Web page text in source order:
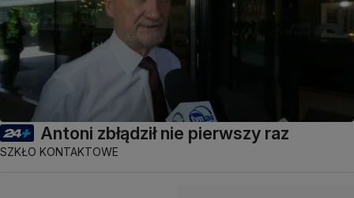
Antoni zbłądził nie pierwszy raz
SZKŁO KONTAKTOWE